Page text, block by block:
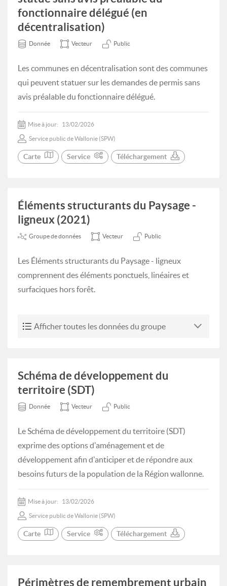
fonctionnaire délégué (en
décentralisation)
Donnée Vecteur Public
Les communes en décentralisation sont des communes
qui peuvent statuer sur les demandes de permis sans
avis préalable du fonctionnaire délégué.
Mise à jour: 13/02/2026
Service public de Wallonie (SPW)
Carte Service Téléchargement
Éléments structurants du Paysage -
ligneux (2021)
Groupe de données Vecteur Public
Les Éléments structurants du Paysage - ligneux
comprennent des éléments ponctuels, linéaires et
surfaciques hors forêt.
Afficher toutes les données du groupe
Schéma de développement du
territoire (SDT)
Donnée Vecteur Public
Le Schéma de développement du territoire (SDT)
exprime des options d'aménagement et de
développement afin d'anticiper et de répondre aux
besoins futurs de la population de la Région wallonne.
Mise à jour: 13/02/2026
Service public de Wallonie (SPW)
Carte Service Téléchargement
Périmètres de remembrement urbain